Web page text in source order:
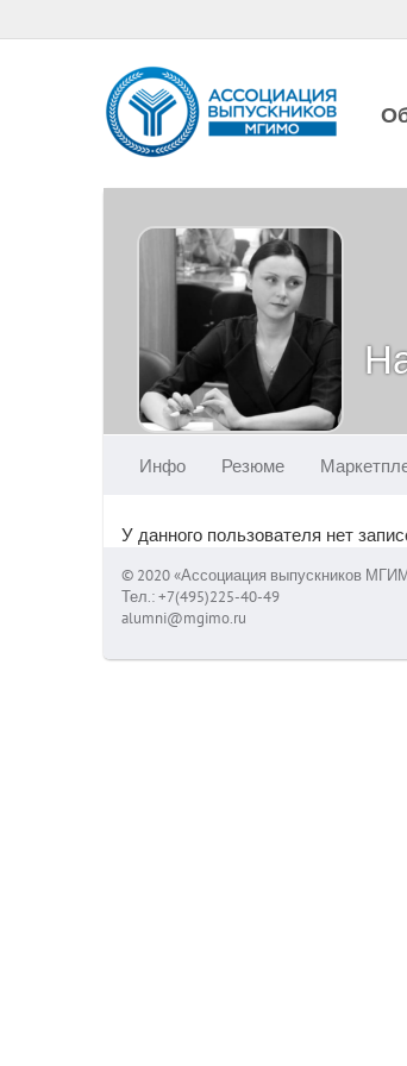
Инфо Резюме
У данного пользователя нет
© 2020 «Ассоциация выпускников
Тел.: +7(495)225-40-49
alumni@mgimo.ru